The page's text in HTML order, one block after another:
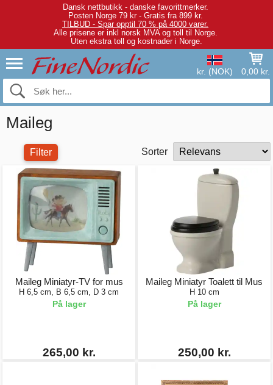
Dansk nettbutikk - danske favorittmerker.
Posten Norge 79 kr - Gratis fra 899 kr.
TILBUD - Spar opptil 70 % på 4000 varer.
Alle prisene er inkl norsk MVA og toll til Norge.
Uten ekstra toll og kostnader i Norge.
kr. (NOK) 0,00 kr.
Maileg
Filter Sorter
Maileg Miniatyr-TV for mus
H 6,5 cm, B 6,5 cm, D 3 cm
På lager
265,00 kr.
Maileg Miniatyr Toalett til Mus
H 10 cm
På lager
250,00 kr.